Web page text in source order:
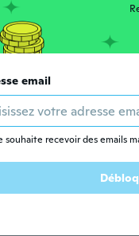
2019
спасибо
depuis 2020 · 45 avis · 10
was not good and
email
souhaite recevoir des emails